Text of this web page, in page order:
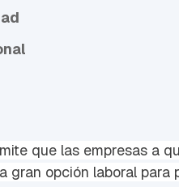
que las empresas a
gran opción laboral para